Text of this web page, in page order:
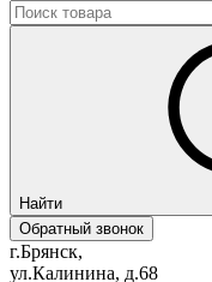
Найти
Обратный звонок
г.Брянск,
ул.Калинина, д.68